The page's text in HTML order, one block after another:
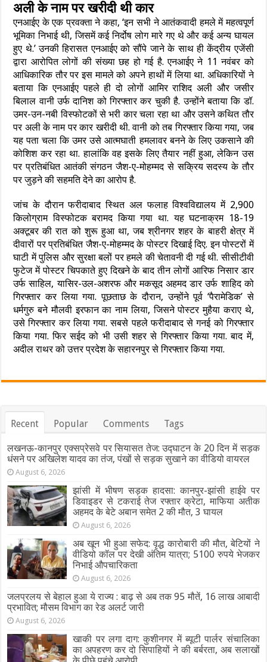
अली के नाम पर खरीदी थी कार
एनआईए के एक प्रवक्ता ने कहा, ‘इन सभी ने आतंकवादी हमले में महत्वपूर्ण
भूमिका निभाई थी, जिसमें कई निर्दोष लोग मारे गए थे और कई अन्य घायल
हुए थे.’ उनकी हिरासत एनआईए को सौंपे जाने के साथ ही केंद्रीय एजेंसी
द्वारा आरोपित लोगों की संख्या छह हो गई है. एनआईए ने 11 नवंबर को
आधिकारिक तौर पर इस मामले को अपने हाथों में लिया था. अधिकारियों ने
बताया कि एनआईए पहले ही दो लोगों आमिर राशिद अली और जसीर
बिलाल वानी उर्फ ​​दानिश को गिरफ्तार कर चुकी है. उन्होंने बताया कि डॉ.
उमर-उन-नबी विस्फोटकों से भरी कार चला रहा था और उसने कथित तौर
पर अली के नाम पर कार खरीदी थी. वानी को तब गिरफ्तार किया गया, जब
यह पता चला कि उमर उसे आत्मघाती हमलावर बनने के लिए उकसाने की
कोशिश कर रहा था. हालांकि वह इसके लिए तैयार नहीं हुआ, लेकिन उस
पर प्रतिबंधित आतंकी संगठन जैश-ए-मोहम्मद से सक्रिय सदस्य के तौर
पर जुड़ने की सहमति देने का आरोप है.
जांच के दौरान फरीदाबाद स्थित अल फलाह विश्वविद्यालय में 2,900
किलोग्राम विस्फोटक बरामद किया गया था. यह घटनाक्रम 18-19
अक्टूबर की रात को शुरू हुआ था, जब श्रीनगर शहर के बाहरी क्षेत्र में
दीवारों पर प्रतिबंधित जैश-ए-मोहम्मद के पोस्टर दिखाई दिए. इन पोस्टरों में
घाटी में पुलिस और सुरक्षा बलों पर हमले की चेतावनी दी गई थी. सीसीटीवी
फुटेज में पोस्टर चिपकाते हुए दिखने के बाद तीन लोगों आरिफ निसार डार
उर्फ ​​साहिल, यासिर-उल-अशरफ और मकसूद अहमद डार उर्फ ​​शाहिद को
गिरफ्तार कर लिया गया. पूछताछ के दौरान, उन्होंने पूर्व ‘पैरामेडिक’ से
धर्मगुरु बने मौलवी इरफान का नाम लिया, जिसने पोस्टर मुहैया कराए थे,
उसे गिरफ्तार कर लिया गया. सबसे पहले फरीदाबाद से गनई को गिरफ्तार
किया गया. फिर सईद को भी उसी शहर से गिरफ्तार किया गया. बाद में,
अदील राथर को उत्तर प्रदेश के सहारनपुर से गिरफ्तार किया गया.
Recent Popular Comments Tags
लखनऊ-कानपुर एक्सप्रेसवे पर सियासत तेज: उद्घाटन के 20 दिन में सड़क
धंसने पर अखिलेश यादव का तंज, पंखों से सड़क सुखाने का वीडियो वायरल
August 6, 2026
झांसी में भीषण सड़क हादसा: कानपुर-झांसी हाईवे पर
डिवाइडर से टकराई तेज रफ्तार क्रेटा, माफिया अतीक
अहमद के बेटे अबान समेत 2 की मौत, 3 घायल
August 6, 2026
अब खून भी हुआ सफेद: वृद्ध कारोबारी की मौत, बेटियों ने
वीडियो कॉल पर देखी अंतिम यात्रा; 5100 रुपये भेजकर
निभाई औपचारिकता
August 6, 2026
जलप्रलय से बेहाल हुआ ये राज्य : बाढ़ से अब तक 95 मौतें, 16 लाख आबादी
प्रभावित; मौसम विभाग का रेड अलर्ट जारी
August 6, 2026
खाकी पर लगा दाग: कुशीनगर में ब्यूटी पार्लर संचालिका
का अपहरण कर दो सिपाहियों ने की बर्बरता, अब सलाखों